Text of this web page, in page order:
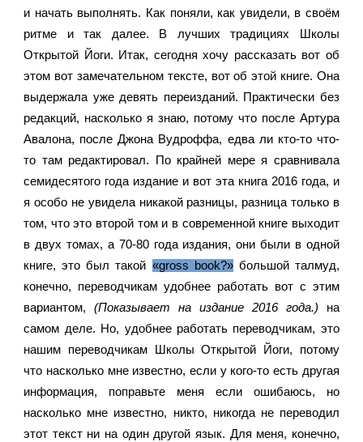
и начать выполнять. Как поняли, как увидели, в своём
ритме и так далее. В лучших традициях Школы
Открытой Йоги. Итак, сегодня хочу рассказать вот об
этом вот замечательном тексте, вот об этой книге. Она
выдержала уже девять переизданий. Практически без
редакций, насколько я знаю, потому что после Артура
Авалона, после Джона Вудроффа, едва ли кто-то что-
то там редактировал. По крайней мере я сравнивала
семидесятого года издание и вот эта книга 2016 года, и
я особо не увидела никакой разницы, разница только в
том, что это второй том и в современной книге выходит
в двух томах, а 70-80 года издания, они были в одной
книге, это был такой «gross book?» большой талмуд,
конечно, переводчикам удобнее работать вот с этим
вариантом, (Показывает на издание 2016 года.) на
самом деле. Но, удобнее работать переводчикам, это
нашим переводчикам Школы Открытой Йоги, потому
что насколько мне известно, если у кого-то есть другая
информация, поправьте меня если ошибаюсь, но
насколько мне известно, никто, никогда не переводил
этот текст ни на один другой язык. Для меня, конечно,